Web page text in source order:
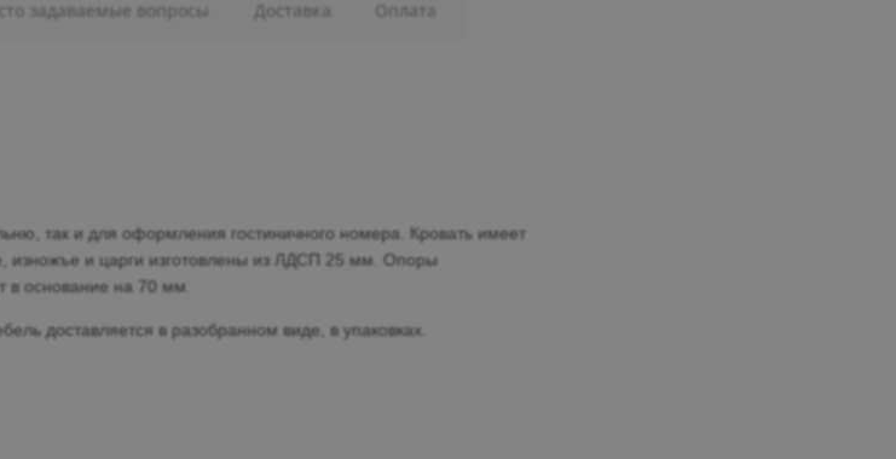
так и для оформления гостиничного номера. Кровать имеет
изножъе и царги изготовлены из ЛДСП 25 мм. Опоры
в основание на 70 мм.
доставляется в разобранном виде, в упаковках.
задаваемые вопросы Доставка Оплата